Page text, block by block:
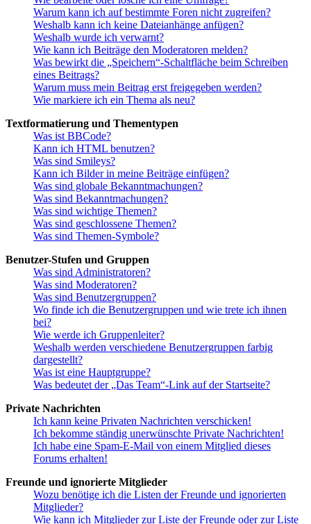
Warum kann ich auf bestimmte Foren nicht zugreifen?
Weshalb kann ich keine Dateianhänge anfügen?
Weshalb wurde ich verwarnt?
Wie kann ich Beiträge den Moderatoren melden?
Was bewirkt die „Speichern“-Schaltfläche beim Schreiben
eines Beitrags?
Warum muss mein Beitrag erst freigegeben werden?
Wie markiere ich ein Thema als neu?
Textformatierung und Thementypen
Was ist BBCode?
Kann ich HTML benutzen?
Was sind Smileys?
Kann ich Bilder in meine Beiträge einfügen?
Was sind globale Bekanntmachungen?
Was sind Bekanntmachungen?
Was sind wichtige Themen?
Was sind geschlossene Themen?
Was sind Themen-Symbole?
Benutzer-Stufen und Gruppen
Was sind Administratoren?
Was sind Moderatoren?
Was sind Benutzergruppen?
Wo finde ich die Benutzergruppen und wie trete ich ihnen
bei?
Wie werde ich Gruppenleiter?
Weshalb werden verschiedene Benutzergruppen farbig
dargestellt?
Was ist eine Hauptgruppe?
Was bedeutet der „Das Team“-Link auf der Startseite?
Private Nachrichten
Ich kann keine Privaten Nachrichten verschicken!
Ich bekomme ständig unerwünschte Private Nachrichten!
Ich habe eine Spam-E-Mail von einem Mitglied dieses
Forums erhalten!
Freunde und ignorierte Mitglieder
Wozu benötige ich die Listen der Freunde und ignorierten
Mitglieder?
Wie kann ich Mitglieder zur Liste der Freunde oder zur Liste